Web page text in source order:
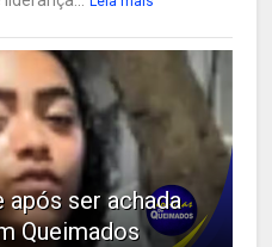
ser achada
Queimados